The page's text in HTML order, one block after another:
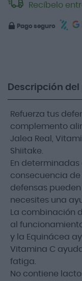
Recíbelo
Pago seguro
Descripción
Refuerza tus
complemento
Jalea Real,
Shiitake.
En
consecuencia
defensas
necesites una
La combinación
al
y la Equinácea
Vitamina C
fatiga.
No contiene